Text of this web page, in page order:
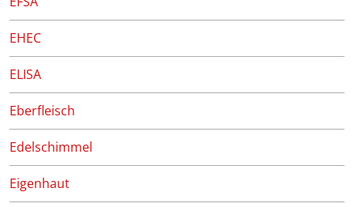
EHEC
ELISA
Eberfleisch
Edelschimmel
Eigenhaut